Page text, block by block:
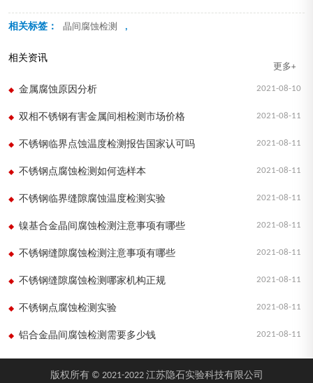
相关标签： 晶间腐蚀检测 ,
相关资讯
更多+
2021-08-10
金属腐蚀原因分析
2021-08-11
双相不锈钢有害金属间相检测市场价格
2021-08-11
不锈钢临界点蚀温度检测报告国家认可吗
2021-08-11
不锈钢点腐蚀检测如何选样本
2021-08-11
不锈钢临界缝隙腐蚀温度检测实验
2021-08-11
镍基合金晶间腐蚀检测注意事项有哪些
2021-08-11
不锈钢缝隙腐蚀检测注意事项有哪些
2021-08-11
不锈钢缝隙腐蚀检测哪家机构正规
2021-08-11
不锈钢点腐蚀检测实验
2021-08-11
铝合金晶间腐蚀检测需要多少钱
版权所有 © 2021-2022 江苏隐石实验科技有限公司